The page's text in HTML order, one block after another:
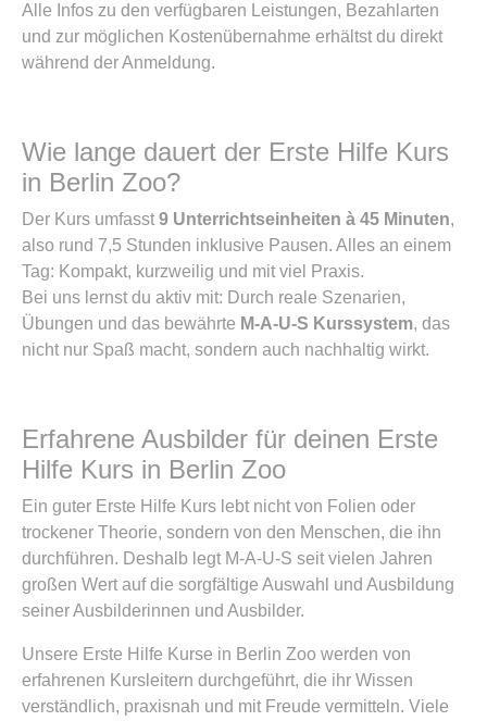
Alle Infos zu den verfügbaren Leistungen, Bezahlarten
und zur möglichen Kostenübernahme erhältst du direkt
während der Anmeldung.
Wie lange dauert der Erste Hilfe Kurs
in Berlin Zoo?
Der Kurs umfasst 9 Unterrichtseinheiten à 45 Minuten,
also rund 7,5 Stunden inklusive Pausen. Alles an einem
Tag: Kompakt, kurzweilig und mit viel Praxis.
Bei uns lernst du aktiv mit: Durch reale Szenarien,
Übungen und das bewährte M-A-U-S Kurssystem, das
nicht nur Spaß macht, sondern auch nachhaltig wirkt.
Erfahrene Ausbilder für deinen Erste
Hilfe Kurs in Berlin Zoo
Ein guter Erste Hilfe Kurs lebt nicht von Folien oder
trockener Theorie, sondern von den Menschen, die ihn
durchführen. Deshalb legt M-A-U-S seit vielen Jahren
großen Wert auf die sorgfältige Auswahl und Ausbildung
seiner Ausbilderinnen und Ausbilder.
Unsere Erste Hilfe Kurse in Berlin Zoo werden von
erfahrenen Kursleitern durchgeführt, die ihr Wissen
verständlich, praxisnah und mit Freude vermitteln. Viele